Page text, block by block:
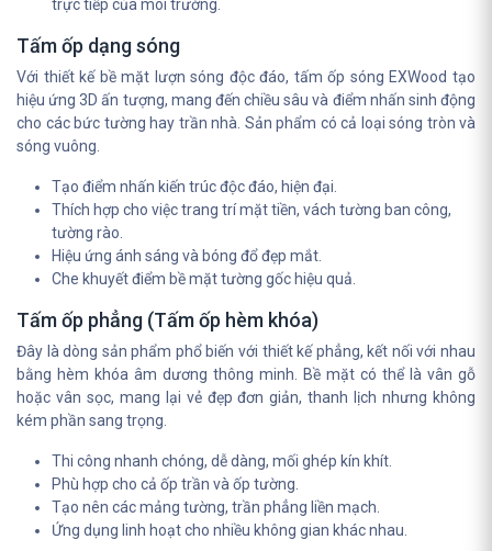
trực tiếp của môi trường.
Tấm ốp dạng sóng
Với thiết kế bề mặt lượn sóng độc đáo, tấm ốp sóng EXWood tạo
hiệu ứng 3D ấn tượng, mang đến chiều sâu và điểm nhấn sinh động
cho các bức tường hay trần nhà. Sản phẩm có cả loại sóng tròn và
sóng vuông.
Tạo điểm nhấn kiến trúc độc đáo, hiện đại.
Thích hợp cho việc trang trí mặt tiền, vách tường ban công,
tường rào.
Hiệu ứng ánh sáng và bóng đổ đẹp mắt.
Che khuyết điểm bề mặt tường gốc hiệu quả.
Tấm ốp phẳng (Tấm ốp hèm khóa)
Đây là dòng sản phẩm phổ biến với thiết kế phẳng, kết nối với nhau
bằng hèm khóa âm dương thông minh. Bề mặt có thể là vân gỗ
hoặc vân sọc, mang lại vẻ đẹp đơn giản, thanh lịch nhưng không
kém phần sang trọng.
Thi công nhanh chóng, dễ dàng, mối ghép kín khít.
Phù hợp cho cả ốp trần và ốp tường.
Tạo nên các mảng tường, trần phẳng liền mạch.
Ứng dụng linh hoạt cho nhiều không gian khác nhau.